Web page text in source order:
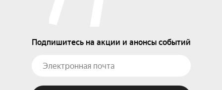
Подпишитесь на акции и анонсы событий